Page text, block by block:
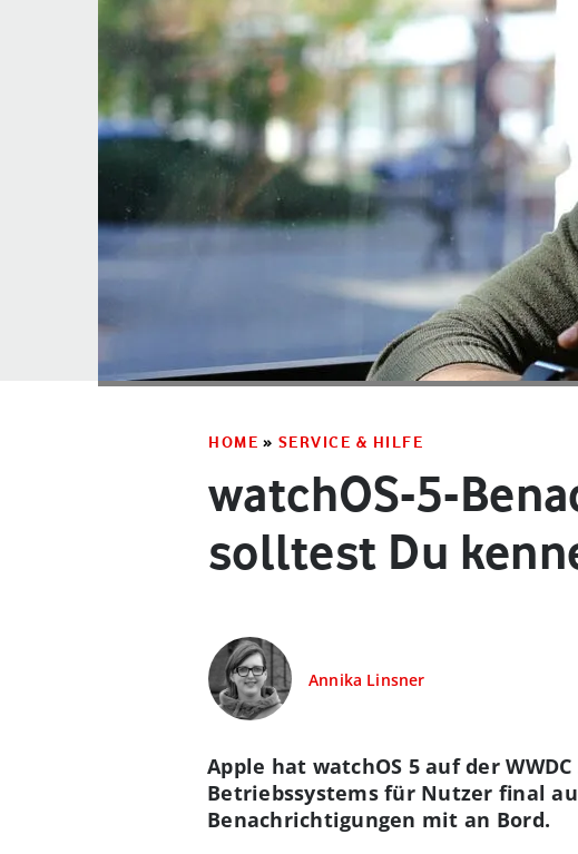
HOME » SERVICE & HILFE
watchOS-5-
solltest Du
Annika Linsner
Apple hat watchOS 5 auf der
Betriebssystems für Nutzer final
Benachrichtigungen mit an Bord.